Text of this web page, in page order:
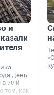
и
День
в 70-й
том, как